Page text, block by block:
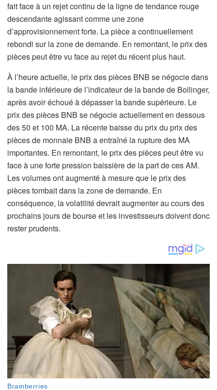
fait face à un rejet continu de la ligne de tendance rouge
descendante agissant comme une zone
d’approvisionnement forte. La pièce a continuellement
rebondi sur la zone de demande. En remontant, le prix des
pièces peut être vu face au rejet du récent plus haut.
À l’heure actuelle, le prix des pièces BNB se négocie dans
la bande inférieure de l’indicateur de la bande de Bollinger,
après avoir échoué à dépasser la bande supérieure. Le
prix des pièces BNB se négocie actuellement en dessous
des 50 et 100 MA. La récente baisse du prix du prix des
pièces de monnaie BNB a entraîné la rupture des MA
importantes. En remontant, le prix des pièces peut être vu
face à une forte pression baissière de la part de ces AM.
Les volumes ont augmenté à mesure que le prix des
pièces tombait dans la zone de demande. En
conséquence, la volatilité devrait augmenter au cours des
prochains jours de bourse et les investisseurs doivent donc
rester prudents.